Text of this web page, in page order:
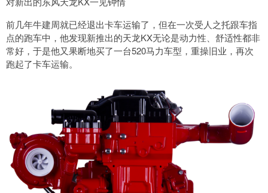
前几年牛建周就已经退出卡车运输了，但在一次受人之托跟车指
点的跑车中，他发现新推出的天龙KX无论是动力性、舒适性都非
常好，于是他又果断地买了一台520马力车型，重操旧业，再次
跑起了卡车运输。